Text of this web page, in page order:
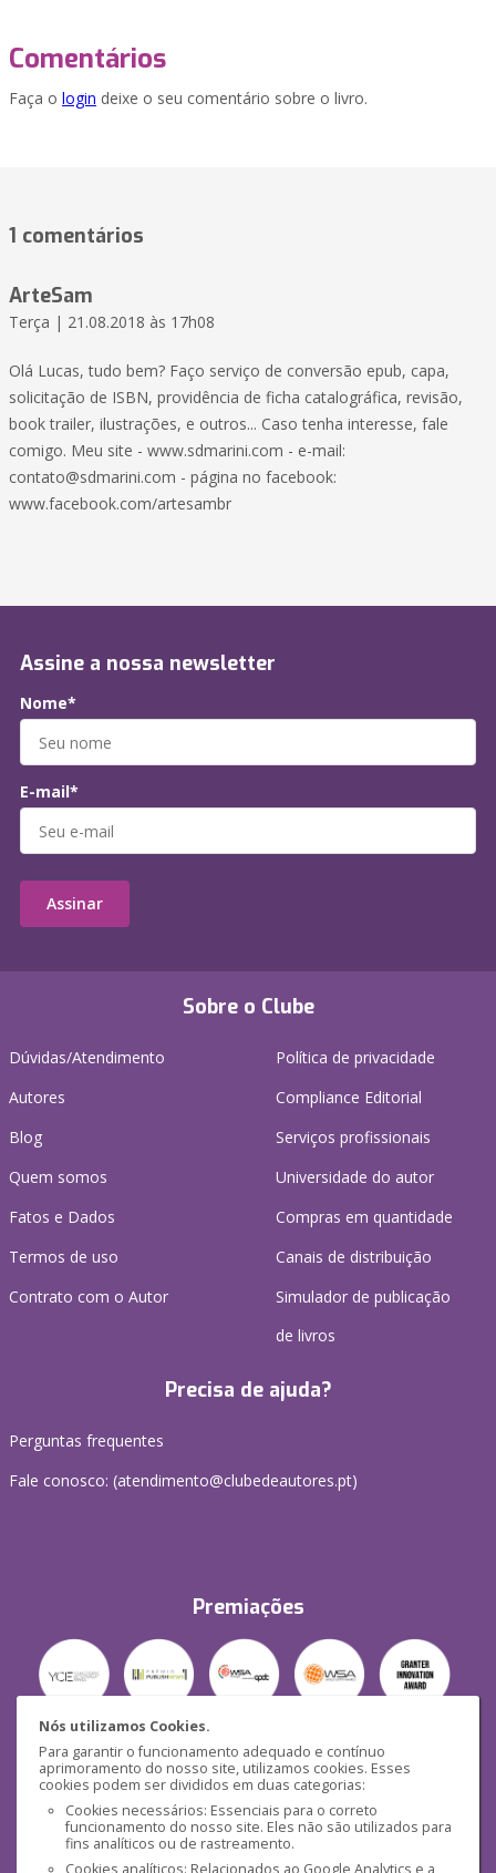
Nós utilizamos Cookies.
Para garantir o funcionamento adequado e contínuo
aprimoramento do nosso site, utilizamos cookies. Esses
cookies podem ser divididos em duas categorias:
Cookies necessários: Essenciais para o correto
funcionamento do nosso site. Eles não são utilizados para
fins analíticos ou de rastreamento.
Cookies analíticos: Relacionados ao Google Analytics e a
Comentários
Faça o login deixe o seu comentário sobre o livro.
1 comentários
ArteSam
Terça | 21.08.2018 às 17h08
Olá Lucas, tudo bem? Faço serviço de conversão epub, capa,
solicitação de ISBN, providência de ficha catalográfica, revisão,
book trailer, ilustrações, e outros... Caso tenha interesse, fale
comigo. Meu site - www.sdmarini.com - e-mail:
contato@sdmarini.com - página no facebook:
www.facebook.com/artesambr
Sobre o Clube
Dúvidas/Atendimento
Autores
Blog
Quem somos
Fatos e Dados
Termos de uso
Contrato com o Autor
Política de privacidade
Compliance Editorial
Serviços profissionais
Universidade do autor
Compras em quantidade
Canais de distribuição
Simulador de publicação
de livros
Precisa de ajuda?
Perguntas frequentes
Fale conosco: (atendimento@clubedeautores.pt)
Premiações
Segurança
Assine a nossa newsletter
Nome*
E-mail*
Assinar